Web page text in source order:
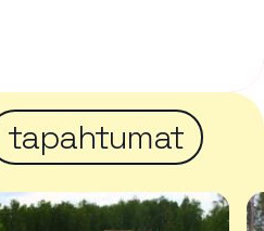
tapahtumat